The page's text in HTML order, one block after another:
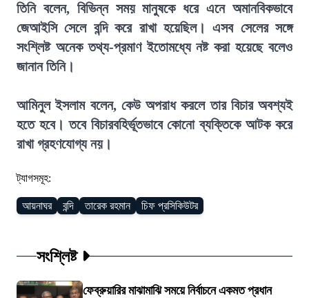
তিনি বলেন, বিভিন্ন সময় মানুষকে ধরে এনে অমানবিকভাবে
জেআইসি সেলে বন্দি করে রাখা হয়েছিল। এসব সেলের সঙ্গে
সংশ্লিষ্ট অনেক তথ্য-প্রমাণ ইতোমধ্যে নষ্ট করা হয়েছে বলেও
জানান তিনি।
আমিনুল ইসলাম বলেন, কেউ অপরাধ করলে তার বিচার অবশ্যই
হতে হবে। তবে বিচারবহির্ভূতভাবে কোনো ব্যক্তিকে আটক করে
রাখা গ্রহণযোগ্য নয়।
ট্যাগসমূহ:
আয়নাঘর বন্দি তারেক রহমান চিফ প্রসিকিউটর
সংশ্লিষ্ট
ফেব্রুয়ারির মাঝামাঝি সময়ে নির্বাচনে একমত প্রধান